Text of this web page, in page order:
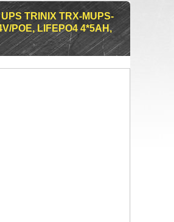
TRINIX TRX-MUPS-
POE, LIFEPO4 4*5AH,